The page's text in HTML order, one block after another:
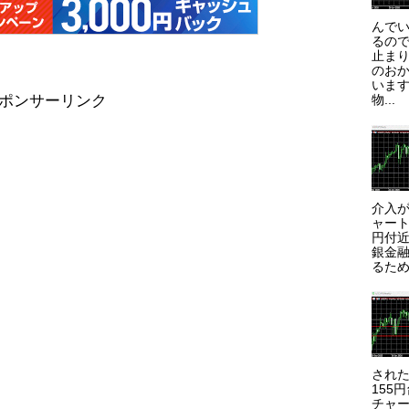
ンサーリンク
んで
るの
止ま
のお
いま
物...
介入
ャー
円付
銀金
るた
され
155
チャ